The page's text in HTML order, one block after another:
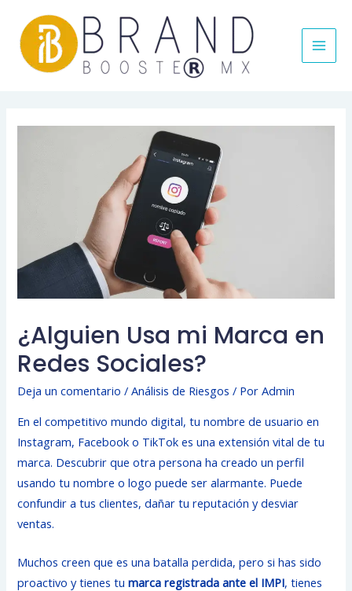
¿Alguien Usa mi Marca en
Redes Sociales?
Deja un comentario /Análisis de Riesgos / PorAdmin
En el competitivo mundo digital, tu nombre de usuario en
Instagram, Facebook o TikTok es una extensión vital de tu
marca. Descubrir que otra persona ha creado un perfil
usando tu nombre o logo puede ser alarmante. Puede
confundir a tus clientes, dañar tu reputación y desviar
ventas.
Muchos creen que es una batalla perdida, pero si has sido
proactivo y tienes tumarca registrada ante el IMPI, tienes